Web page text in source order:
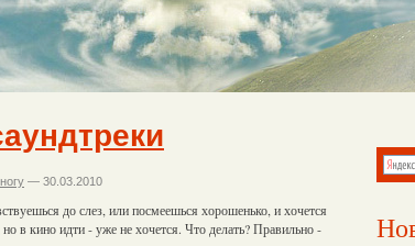
— 30.03.2010
до слез, или посмеешься хорошенько, и хочется
в кино идти - уже не хочется. Что делать? Правильно -